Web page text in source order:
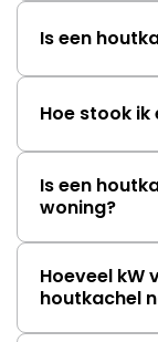
die een
twee ruimtes
vuurbeleving.
Is een
Hoe stook ik
Is een
woning?
Hoeveel kW
houtkachel